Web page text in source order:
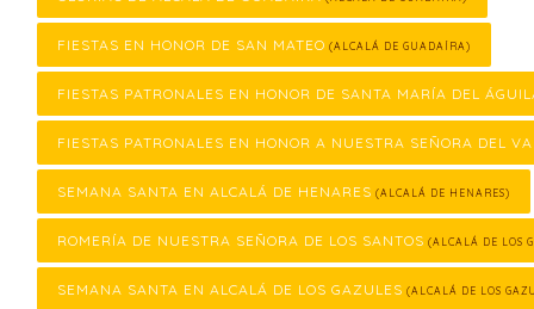
FIESTAS EN HONOR DE SAN MATEO (ALCALÁ DE GUADAÍRA)
FIESTAS PATRONALES EN HONOR DE SANTA MARÍA DEL
FIESTAS PATRONALES EN HONOR A NUESTRA SEÑORA DEL
SEMANA SANTA EN ALCALÁ DE HENARES (ALCALÁ DE HENARES)
ROMERÍA DE NUESTRA SEÑORA DE LOS SANTOS (ALCALÁ DE LOS
SEMANA SANTA EN ALCALÁ DE LOS GAZULES (ALCALÁ DE LOS